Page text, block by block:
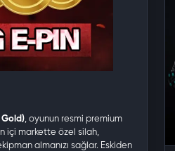
Gold), oyunun resmi premium
içi markette özel silah,
almanızı sağlar. Eskiden